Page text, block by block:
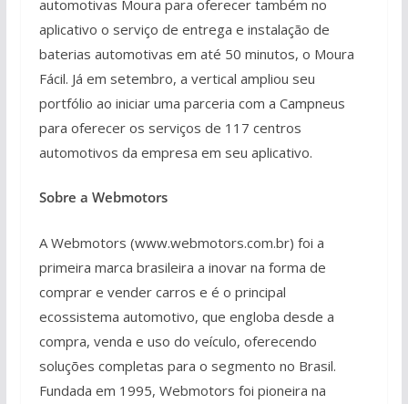
automotivas Moura para oferecer também no
aplicativo o serviço de entrega e instalação de
baterias automotivas em até 50 minutos, o Moura
Fácil. Já em setembro, a vertical ampliou seu
portfólio ao iniciar uma parceria com a Campneus
para oferecer os serviços de 117 centros
automotivos da empresa em seu aplicativo.
Sobre a Webmotors
A Webmotors (www.webmotors.com.br) foi a
primeira marca brasileira a inovar na forma de
comprar e vender carros e é o principal
ecossistema automotivo, que engloba desde a
compra, venda e uso do veículo, oferecendo
soluções completas para o segmento no Brasil.
Fundada em 1995, Webmotors foi pioneira na